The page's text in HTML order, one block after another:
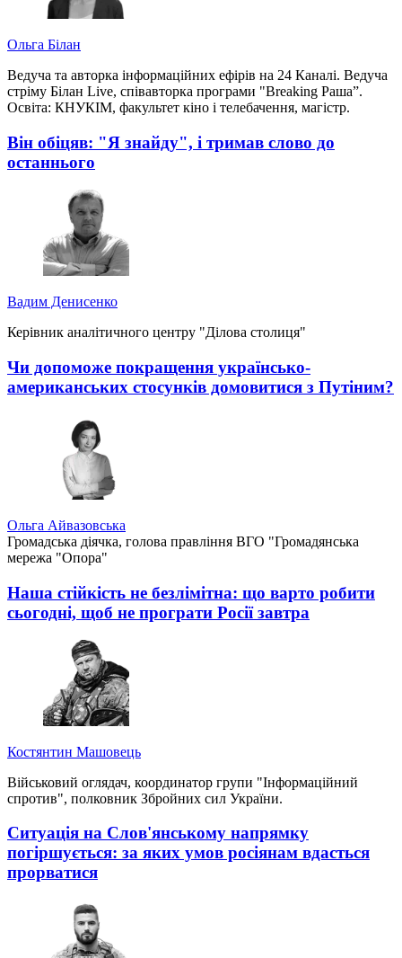
Ольга Білан
Ведуча та авторка інформаційних ефірів на 24 Каналі. Ведуча
стріму Білан Live, співавторка програми "Breaking Раша”.
Освіта: КНУКІМ, факультет кіно і телебачення, магістр.
Він обіцяв: "Я знайду", і тримав слово до
останнього
Вадим Денисенко
Керівник аналітичного центру "Ділова столиця"
Чи допоможе покращення українсько-
американських стосунків домовитися з Путіним?
Ольга Айвазовська
Громадська діячка, голова правління ВГО "Громадянська
мережа "Опора"
Наша стійкість не безлімітна: що варто робити
сьогодні, щоб не програти Росії завтра
Костянтин Машовець
Військовий оглядач, координатор групи "Інформаційний
спротив", полковник Збройних сил України.
Ситуація на Слов'янському напрямку
погіршується: за яких умов росіянам вдасться
прорватися